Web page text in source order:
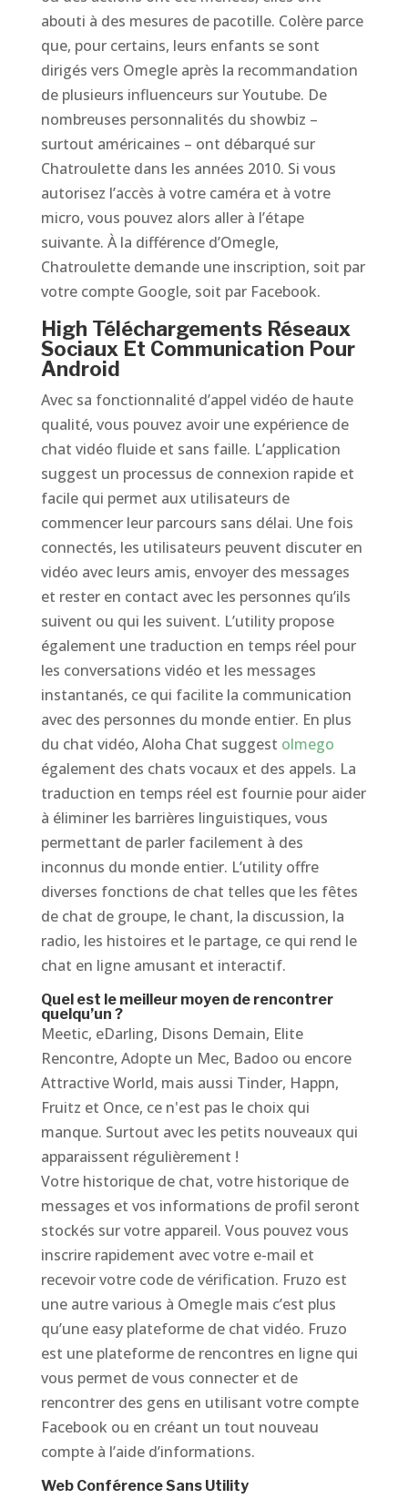
abouti à des mesures de pacotille. Colère parce
que, pour certains, leurs enfants se sont
dirigés vers Omegle après la recommandation
de plusieurs influenceurs sur Youtube. De
nombreuses personnalités du showbiz –
surtout américaines – ont débarqué sur
Chatroulette dans les années 2010. Si vous
autorisez l’accès à votre caméra et à votre
micro, vous pouvez alors aller à l’étape
suivante. À la différence d’Omegle,
Chatroulette demande une inscription, soit par
votre compte Google, soit par Facebook.
High Téléchargements Réseaux
Sociaux Et Communication Pour
Android
Avec sa fonctionnalité d’appel vidéo de haute
qualité, vous pouvez avoir une expérience de
chat vidéo fluide et sans faille. L’application
suggest un processus de connexion rapide et
facile qui permet aux utilisateurs de
commencer leur parcours sans délai. Une fois
connectés, les utilisateurs peuvent discuter en
vidéo avec leurs amis, envoyer des messages
et rester en contact avec les personnes qu’ils
suivent ou qui les suivent. L’utility propose
également une traduction en temps réel pour
les conversations vidéo et les messages
instantanés, ce qui facilite la communication
avec des personnes du monde entier. En plus
du chat vidéo, Aloha Chat suggest olmego
également des chats vocaux et des appels. La
traduction en temps réel est fournie pour aider
à éliminer les barrières linguistiques, vous
permettant de parler facilement à des
inconnus du monde entier. L’utility offre
diverses fonctions de chat telles que les fêtes
de chat de groupe, le chant, la discussion, la
radio, les histoires et le partage, ce qui rend le
chat en ligne amusant et interactif.
Quel est le meilleur moyen de rencontrer
quelqu’un ?
Meetic, eDarling, Disons Demain, Elite
Rencontre, Adopte un Mec, Badoo ou encore
Attractive World, mais aussi Tinder, Happn,
Fruitz et Once, ce n'est pas le choix qui
manque. Surtout avec les petits nouveaux qui
apparaissent régulièrement !
Votre historique de chat, votre historique de
messages et vos informations de profil seront
stockés sur votre appareil. Vous pouvez vous
inscrire rapidement avec votre e-mail et
recevoir votre code de vérification. Fruzo est
une autre various à Omegle mais c’est plus
qu’une easy plateforme de chat vidéo. Fruzo
est une plateforme de rencontres en ligne qui
vous permet de vous connecter et de
rencontrer des gens en utilisant votre compte
Facebook ou en créant un tout nouveau
compte à l’aide d’informations.
Web Conférence Sans Utility